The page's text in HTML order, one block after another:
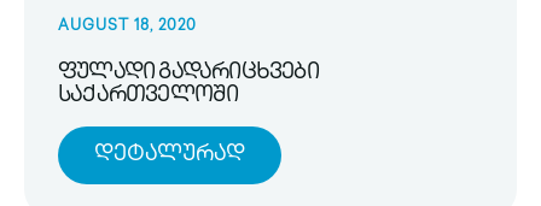
AUGUST 18, 2020
ფულადი გადარიცხვები
საქართველოში
Დეტალურად